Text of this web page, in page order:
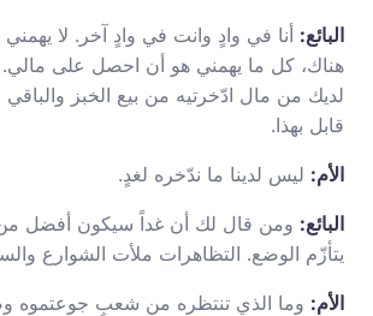
البائع: أنا في وادٍ وانت في وادٍ آخر. لا
هناك، كل ما يهمني هو أن احصل على
لديك من مال ادّخرتيه من بيع الخبز والباقي
قابل بهذا.
الأم: ليس لدينا ما ندّخره لغدٍ.
البائع: ومن قال لك أن غداً سيكون أفضل
يتأزّم الوضع. التظاهرات ملأت الشوارع
الأم: وما الذي تنتظره من شعبٍ جوعتموه